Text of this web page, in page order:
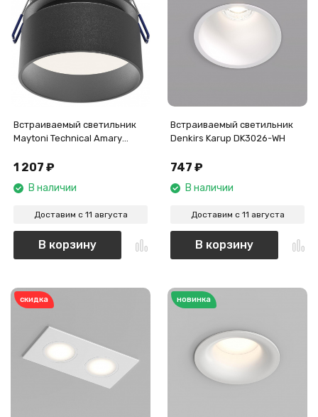
Встраиваемый светильник
Maytoni Technical Amary
1 207 ₽
В наличии
Доставим с 11 августа
В корзину
Встраиваемый светильник
Denkirs Karup DK3026-WH
747 ₽
В наличии
Доставим с 11 августа
В корзину
скидка новинка